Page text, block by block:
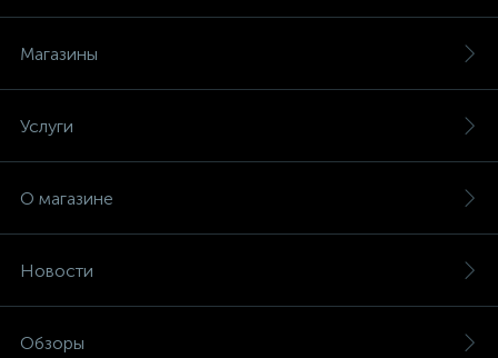
Магазины
Услуги
О магазине
Новости
Обзоры
Умные розетки и таймеры
Управление электричеством
Устройства защиты от искрения (УЗИС)
Шины нулевые
Щиты электрические, боксы